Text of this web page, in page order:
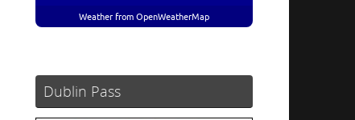
Weather from OpenWeatherMap
Dublin Pass